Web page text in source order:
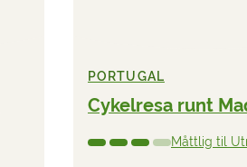
PORTUGAL
Cykelresa runt
Måttlig til